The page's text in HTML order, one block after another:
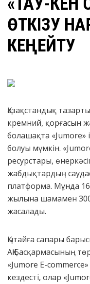
ӨТКІЗУ
КЕҢЕЙТУ
Қазақстандық
кремний, қорғасын
болашақта «Jumore»
болуы мүмкін.
ресурстары,
жабдықтардың
платформа. Мұнда
жылына шамамен
жасалады.
Қытайға сапары
АҚ Басқармасының
«Jumore E-
кездесті, олар